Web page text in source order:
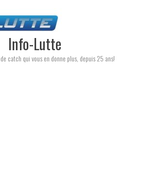
Info-Lutte
catch qui vous en donne plus, depuis 25 ans!